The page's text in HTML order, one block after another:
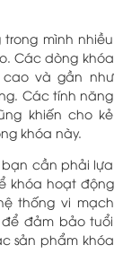
mình nhiều
Các dòng khóa
và gần như
Các tính năng
khiến cho kẻ
khóa này.
bạn cần phải lựa
khóa hoạt động
thống vi mạch
đảm bảo tuổi
sản phẩm khóa